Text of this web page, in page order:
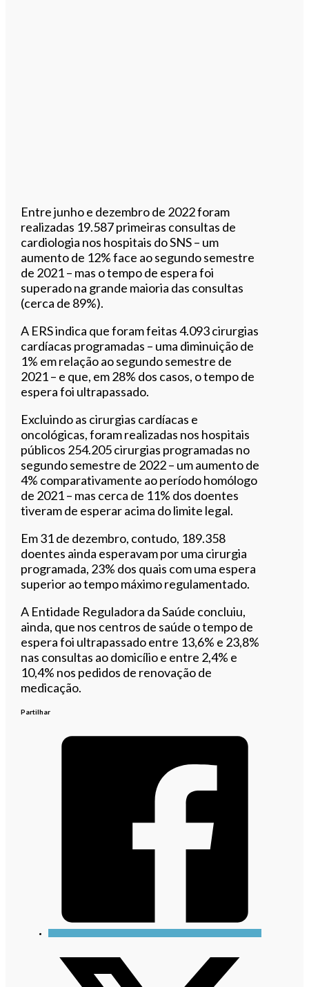
Entre junho e dezembro de 2022 foram
realizadas 19.587 primeiras consultas de
cardiologia nos hospitais do SNS – um
aumento de 12% face ao segundo semestre
de 2021 – mas o tempo de espera foi
superado na grande maioria das consultas
(cerca de 89%).
A ERS indica que foram feitas 4.093 cirurgias
cardíacas programadas – uma diminuição de
1% em relação ao segundo semestre de
2021 – e que, em 28% dos casos, o tempo de
espera foi ultrapassado.
Excluindo as cirurgias cardíacas e
oncológicas, foram realizadas nos hospitais
públicos 254.205 cirurgias programadas no
segundo semestre de 2022 – um aumento de
4% comparativamente ao período homólogo
de 2021 – mas cerca de 11% dos doentes
tiveram de esperar acima do limite legal.
Em 31 de dezembro, contudo, 189.358
doentes ainda esperavam por uma cirurgia
programada, 23% dos quais com uma espera
superior ao tempo máximo regulamentado.
A Entidade Reguladora da Saúde concluiu,
ainda, que nos centros de saúde o tempo de
espera foi ultrapassado entre 13,6% e 23,8%
nas consultas ao domicílio e entre 2,4% e
10,4% nos pedidos de renovação de
medicação.
Partilhar